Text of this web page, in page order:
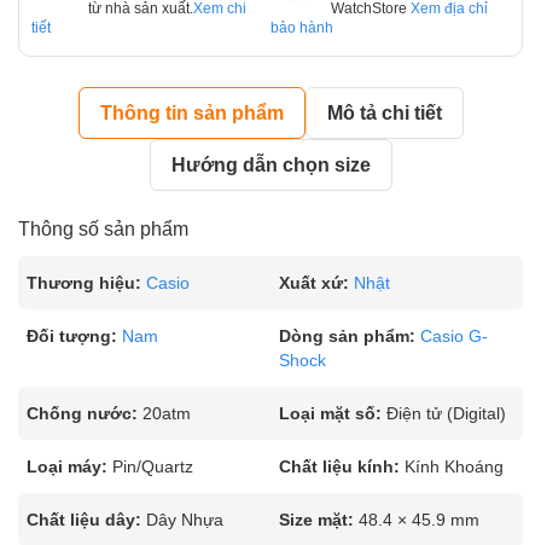
từ nhà sản xuất. Xem chi
tiết
WatchStore Xem địa chỉ
bảo hành
Thông tin sản phẩm Mô tả chi tiết
Hướng dẫn chọn size
Thông số sản phẩm
Thương hiệu: Casio Xuất xứ: Nhật
Đối tượng: Nam Dòng sản phẩm: Casio G-
Shock
Chống nước: 20atm Loại mặt số: Điện tử (Digital)
Loại máy: Pin/Quartz Chất liệu kính: Kính Khoáng
Chất liệu dây: Dây Nhựa Size mặt: 48.4 × 45.9 mm